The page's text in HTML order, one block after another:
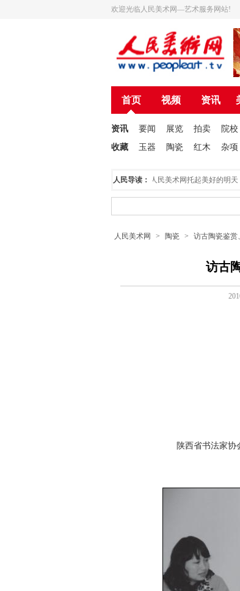
欢迎光临人民美术网—艺术服务网站!
首页 视频 资讯
资讯 要闻 展览 拍卖 院校
收藏
玉器 陶瓷 红木 杂项
人民导读：
人民美术创作院揭牌仪式在北京举行 为人民美术网托起美好的明天
人民美术网 > 陶瓷 > 访古陶瓷鉴赏
访古
陕西省书法家协